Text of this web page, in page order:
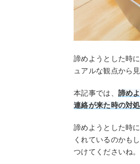
諦めようとした時
ュアルな観点から
本記事では、 諦め
連絡が来た時の対
諦めようとした時
くれているのかも
つけてくださいね。